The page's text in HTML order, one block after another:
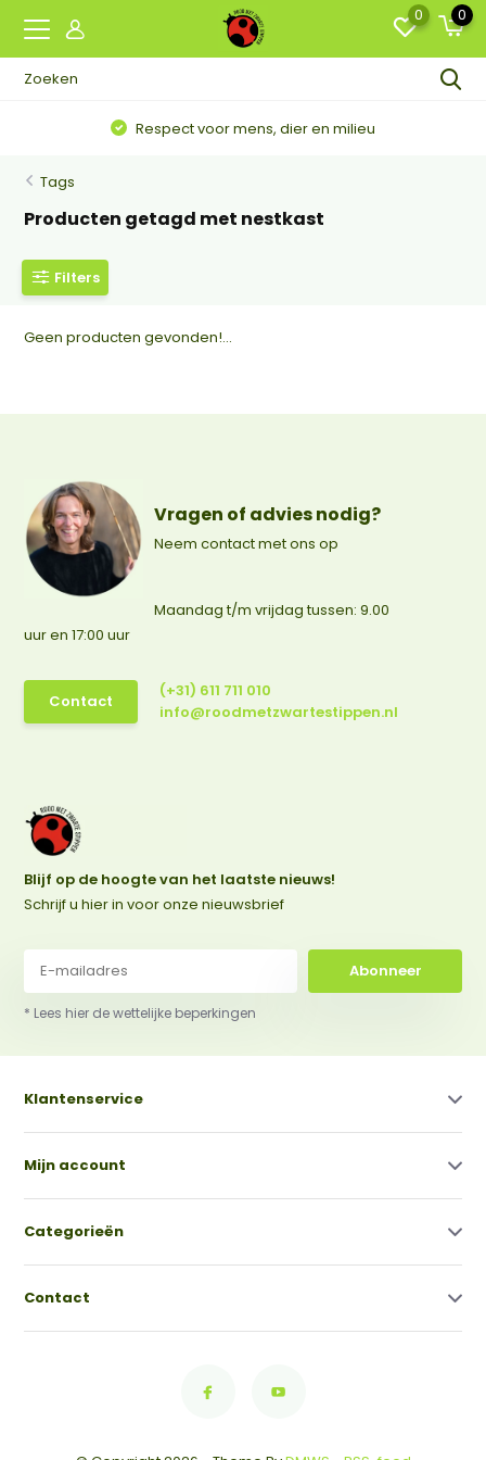
0 0
Respect voor mens, dier en milieu
Tags
Producten getagd met nestkast
Filters
Geen producten gevonden!...
Vragen of advies nodig?
Neem contact met ons op
Maandag t/m vrijdag tussen: 9.00
uur en 17:00 uur
Contact
(+31) 611 711 010
info@roodmetzwartestippen.nl
Blijf op de hoogte van het laatste nieuws!
Schrijf u hier in voor onze nieuwsbrief
Abonneer
* Lees hier de wettelijke beperkingen
Klantenservice
Mijn account
Categorieën
Contact